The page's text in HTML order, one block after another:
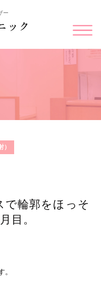
ー
で輪郭をほっそ
目。
。